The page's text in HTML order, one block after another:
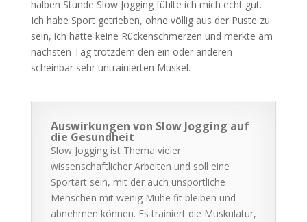
halben Stunde Slow Jogging fühlte ich mich echt gut.
Ich habe Sport getrieben, ohne völlig aus der Puste zu
sein, ich hatte keine Rückenschmerzen und merkte am
nächsten Tag trotzdem den ein oder anderen
scheinbar sehr untrainierten Muskel.
Auswirkungen von Slow Jogging auf
die Gesundheit
Slow Jogging ist Thema vieler
wissenschaftlicher Arbeiten und soll eine
Sportart sein, mit der auch unsportliche
Menschen mit wenig Mühe fit bleiben und
abnehmen können. Es trainiert die Muskulatur,